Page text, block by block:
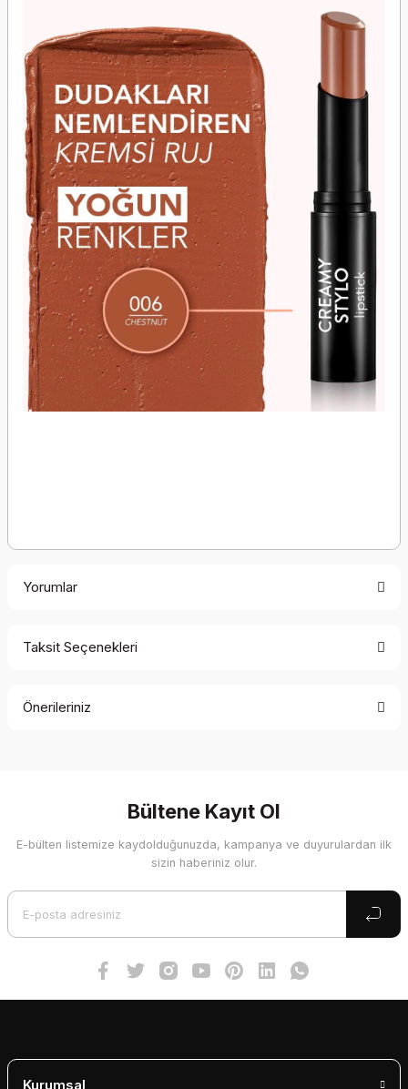
Yorumlar
Taksit Seçenekleri
Önerileriniz
Görüş ve önerileriniz için teşekkür ederiz.
Ürün resmi kalitesiz, bozuk veya görüntülenemiyor.
Bültene Kayıt Ol
E-bülten listemize kaydolduğunuzda, kampanya ve duyurulardan ilk
sizin haberiniz olur.
Kurumsal